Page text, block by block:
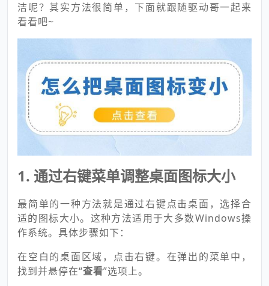
洁呢？其实方法很简单，下面就跟随驱动哥一起来
看看吧~
1. 通过右键菜单调整桌面图标大小
最简单的一种方法就是通过右键点击桌面，选择合
适的图标大小。这种方法适用于大多数Windows操
作系统。具体步骤如下：
在空白的桌面区域，点击右键。在弹出的菜单中，
找到并悬停在“查看”选项上。